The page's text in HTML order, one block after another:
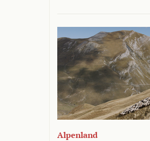
Alpenland